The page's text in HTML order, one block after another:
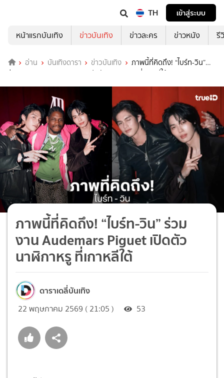
TH
เข้าสู่ระบบ
หน้าแรกบันเทิง
ข่าวบันเทิง ข่าวละคร ข่าวหนัง รี
อ่าน บันเทิงดารา ข่าวบันเทิง
ภาพนี้ที่คิดถึง! “ไบร์ท-วิน”
ร่วมงาน Audemars Piguet เปิดตัวนาฬิกาหรู ที่เกาหลีใต้
ภาพนี้ที่คิดถึง! “ไบร์ท-วิน” ร่วม
งาน Audemars Piguet เปิดตัว
นาฬิกาหรู ที่เกาหลีใต้
ดาราเดลี่บันเทิง
22 พฤษภาคม 2569 ( 21:05 ) 53